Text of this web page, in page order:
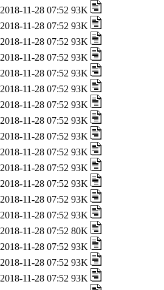
2018-11-28 07:52 93K
2018-11-28 07:52 93K
2018-11-28 07:52 93K
2018-11-28 07:52 93K
2018-11-28 07:52 93K
2018-11-28 07:52 93K
2018-11-28 07:52 93K
2018-11-28 07:52 93K
2018-11-28 07:52 93K
2018-11-28 07:52 93K
2018-11-28 07:52 93K
2018-11-28 07:52 93K
2018-11-28 07:52 93K
2018-11-28 07:52 93K
2018-11-28 07:52 80K
2018-11-28 07:52 93K
2018-11-28 07:52 93K
2018-11-28 07:52 93K